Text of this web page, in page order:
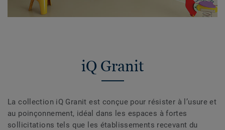
iQ Granit
La collection iQ Granit est conçue pour résister à l’usure et
au poinçonnement, idéal dans les espaces à fortes
sollicitations tels que les établissements recevant du